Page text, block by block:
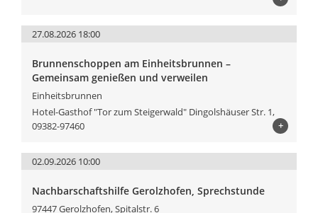
27.08.2026 18:00
Brunnenschoppen am Einheitsbrunnen –
Gemeinsam genießen und verweilen
Einheitsbrunnen
Hotel-Gasthof "Tor zum Steigerwald" Dingolshäuser Str. 1,
09382-97460
+
02.09.2026 10:00
Nachbarschaftshilfe Gerolzhofen, Sprechstunde
97447 Gerolzhofen, Spitalstr. 6